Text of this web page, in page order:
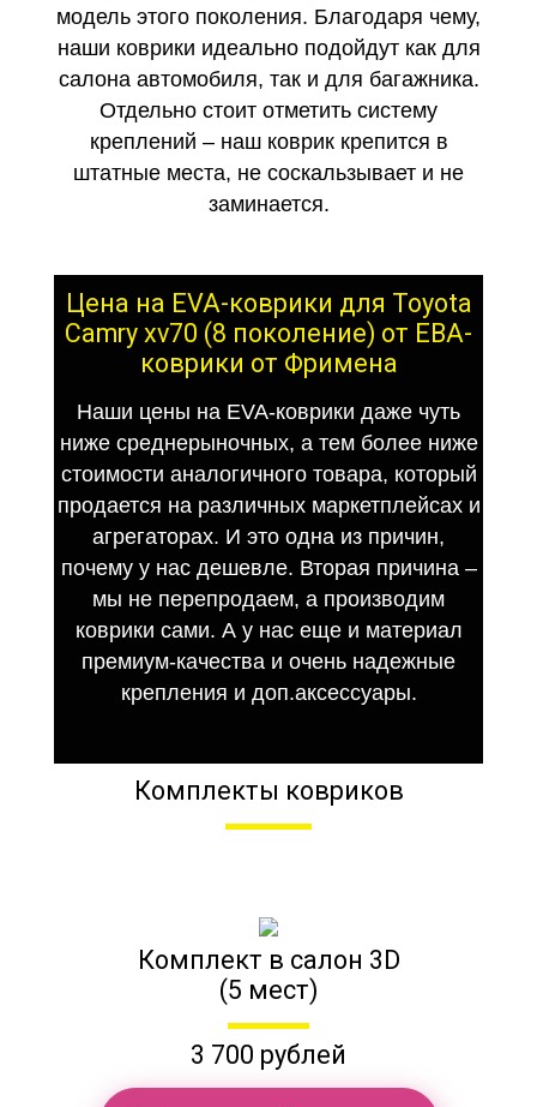
модель этого поколения. Благодаря чему,
наши коврики идеально подойдут как для
салона автомобиля, так и для багажника.
Отдельно стоит отметить систему
креплений – наш коврик крепится в
штатные места, не соскальзывает и не
заминается.
Цена на EVA-коврики для Toyota
Camry xv70 (8 поколение) от ЕВА-
коврики от Фримена
Наши цены на EVA-коврики даже чуть
ниже среднерыночных, а тем более ниже
стоимости аналогичного товара, который
продается на различных маркетплейсах и
агрегаторах. И это одна из причин,
почему у нас дешевле. Вторая причина –
мы не перепродаем, а производим
коврики сами. А у нас еще и материал
премиум-качества и очень надежные
крепления и доп.аксессуары.
Комплекты ковриков
Комплект в салон 3D
(5 мест)
3 700 рублей